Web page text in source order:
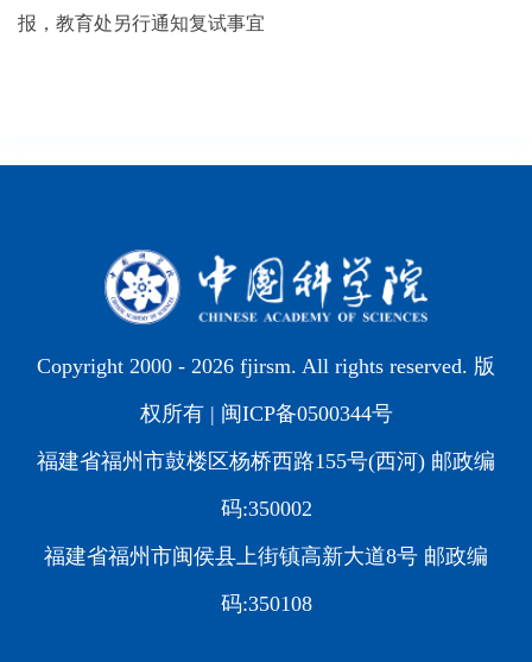
报，教育处另行通知复试事宜
Copyright 2000 - 2026 fjirsm. All rights reserved. 版
权所有 | 闽ICP备0500344号
福建省福州市鼓楼区杨桥西路155号(西河) 邮政编
码:350002
福建省福州市闽侯县上街镇高新大道8号 邮政编
码:350108